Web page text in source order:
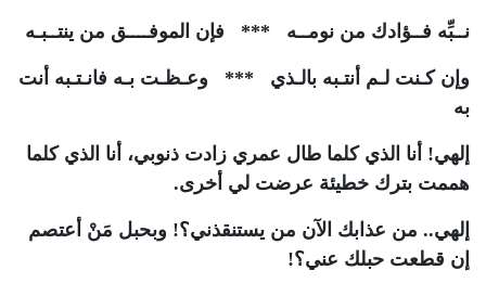
نــبِّه فــؤادك من نومــه *** فإن الموفــــق من ينتــبـه
وإن كـنت لـم أنتـبه بالـذي *** وعـظـت بـه فانـتـبه أنت
به
إلهي! أنا الذي كلما طال عمري زادت ذنوبي، أنا الذي كلما
هممت بترك خطيئة عرضت لي أخرى.
إلهي.. من عذابك الآن من يستنقذني؟! وبحبل مَنْ أعتصم
إن قطعت حبلك عني؟!